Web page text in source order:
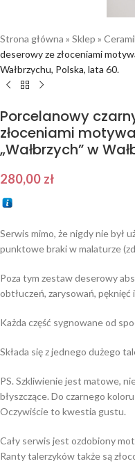
Strona główna » Sklep »
deserowy ze złoceniami
Wałbrzychu, Polska, lata 60.
Porcelanowy
złoceniami
„Wałbrzych” w
280,00 zł
Serwis mimo, że nigdy nie był
punktowe braki w malaturze
Poza tym zestaw deserowy
obtłuczeń, zarysowań,
Każda część sygnowane od
Składa się z jednego dużego
PS. Szkliwienie jest matowe,
błyszczące. Do czarnego
Oczywiście to kwestia gustu.
Cały serwis jest ozdobiony
Ranty talerzyków także są